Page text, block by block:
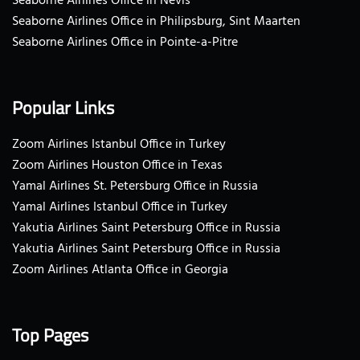
Seaborne Airlines Office in Philipsburg, Sint Maarten
Seaborne Airlines Office in Pointe-a-Pitre
Popular Links
Zoom Airlines Istanbul Office in Turkey
Zoom Airlines Houston Office in Texas
Yamal Airlines St. Petersburg Office in Russia
Yamal Airlines Istanbul Office in Turkey
Yakutia Airlines Saint Petersburg Office in Russia
Yakutia Airlines Saint Petersburg Office in Russia
Zoom Airlines Atlanta Office in Georgia
Top Pages